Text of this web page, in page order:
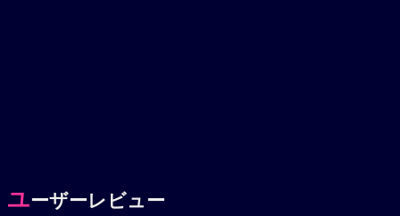
ユーザーレビュー